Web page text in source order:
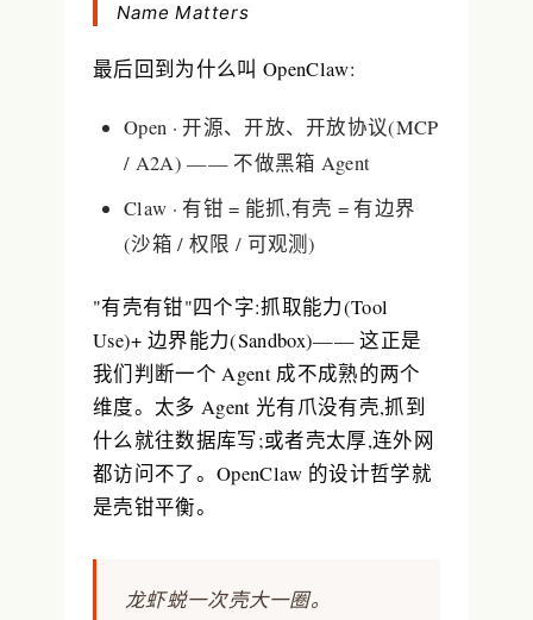
Name Matters
最后回到为什么叫 OpenClaw:
Open · 开源、开放、开放协议(MCP
/ A2A) —— 不做黑箱 Agent
Claw · 有钳 = 能抓,有壳 = 有边界
(沙箱 / 权限 / 可观测)
"有壳有钳"四个字:抓取能力(Tool
Use)+ 边界能力(Sandbox)—— 这正是
我们判断一个 Agent 成不成熟的两个
维度。太多 Agent 光有爪没有壳,抓到
什么就往数据库写;或者壳太厚,连外网
都访问不了。OpenClaw 的设计哲学就
是壳钳平衡。
龙虾蜕一次壳大一圈。